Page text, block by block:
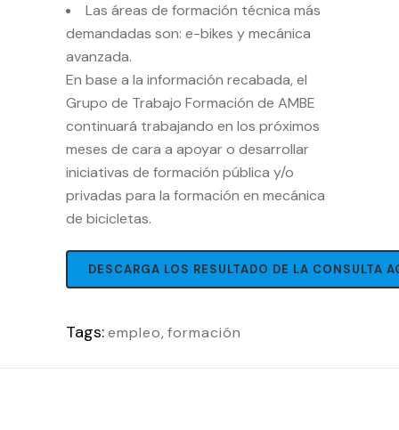
Las áreas de formación técnica más
demandadas son: e-bikes y mecánica
avanzada.
En base a la información recabada, el
Grupo de Trabajo Formación de AMBE
continuará trabajando en los próximos
meses de cara a apoyar o desarrollar
iniciativas de formación pública y/o
privadas para la formación en mecánica
de bicicletas.
DESCARGA LOS RESULTADO DE LA CONSULTA
Tags:empleo, formación